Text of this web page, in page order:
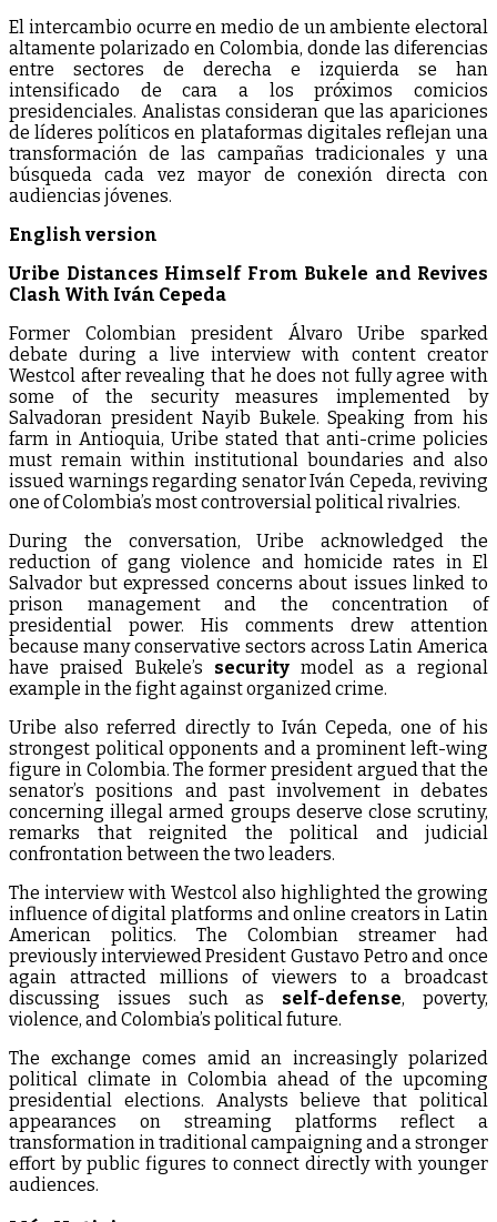
El intercambio ocurre en medio de un ambiente electoral
altamente polarizado en Colombia, donde las diferencias
entre sectores de derecha e izquierda se han
intensificado de cara a los próximos comicios
presidenciales. Analistas consideran que las apariciones
de líderes políticos en plataformas digitales reflejan una
transformación de las campañas tradicionales y una
búsqueda cada vez mayor de conexión directa con
audiencias jóvenes.
English version
Uribe Distances Himself From Bukele and Revives
Clash With Iván Cepeda
Former Colombian president Álvaro Uribe sparked
debate during a live interview with content creator
Westcol after revealing that he does not fully agree with
some of the security measures implemented by
Salvadoran president Nayib Bukele. Speaking from his
farm in Antioquia, Uribe stated that anti-crime policies
must remain within institutional boundaries and also
issued warnings regarding senator Iván Cepeda, reviving
one of Colombia’s most controversial political rivalries.
During the conversation, Uribe acknowledged the
reduction of gang violence and homicide rates in El
Salvador but expressed concerns about issues linked to
prison management and the concentration of
presidential power. His comments drew attention
because many conservative sectors across Latin America
have praised Bukele’s securitymodel as a regional
example in the fight against organized crime.
Uribe also referred directly to Iván Cepeda, one of his
strongest political opponents and a prominent left-wing
figure in Colombia. The former president argued that the
senator’s positions and past involvement in debates
concerning illegal armed groups deserve close scrutiny,
remarks that reignited the political and judicial
confrontation between the two leaders.
The interview with Westcol also highlighted the growing
influence of digital platforms and online creators in Latin
American politics. The Colombian streamer had
previously interviewed President Gustavo Petro and once
again attracted millions of viewers to a broadcast
discussing issues such as self-defense, poverty,
violence, and Colombia’s political future.
The exchange comes amid an increasingly polarized
political climate in Colombia ahead of the upcoming
presidential elections. Analysts believe that political
appearances on streaming platforms reflect a
transformation in traditional campaigning and a stronger
effort by public figures to connect directly with younger
audiences.